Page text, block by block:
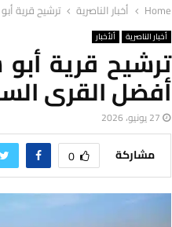
Home أخبار الناصرية ترشيح قرية
أخبار الناصرية ألأخبار
ترشيح قرية
أفضل القرى
27 يونيو، 2026
مشاركة 0